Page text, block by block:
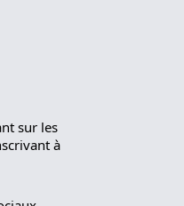
sur les
à